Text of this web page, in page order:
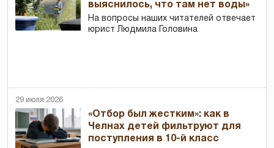
выяснилось, что там нет воды»
На вопросы наших читателей отвечает
юрист Людмила Головина
29 июля 2026
«Отбор был жестким»: как в
Челнах детей фильтруют для
поступления в 10-й класс